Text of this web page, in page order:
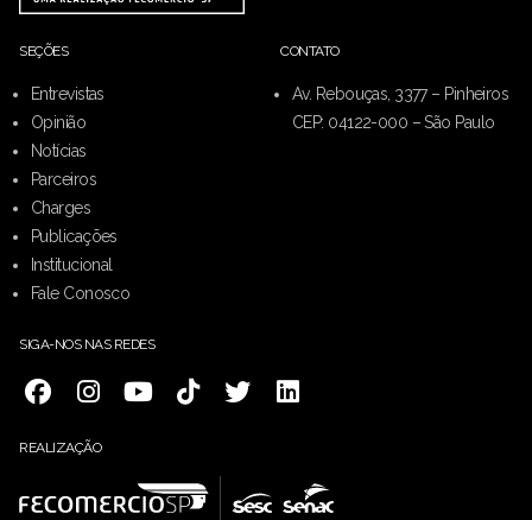
SEÇÕES
Entrevistas
Opinião
Notícias
Parceiros
Charges
Publicações
Institucional
Fale Conosco
CONTATO
Av. Rebouças, 3377 – Pinheiros
CEP: 04122-000 – São Paulo
SIGA-NOS NAS REDES
REALIZAÇÃO